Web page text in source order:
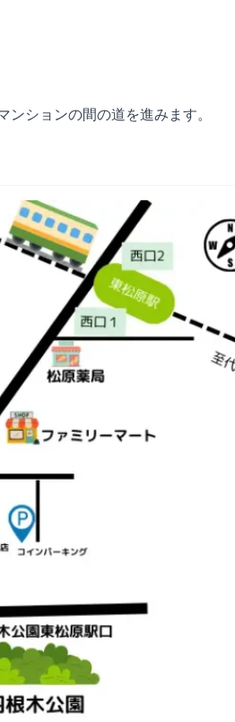
ションの間の道を進みます。